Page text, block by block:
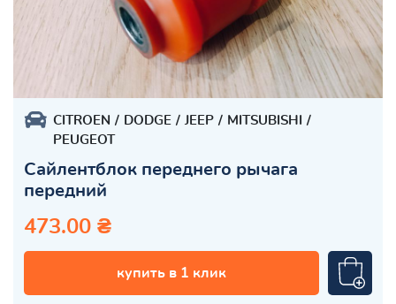
CITROEN DODGE JEEP
MITSUBISHI
PEUGEOT
Сайлентблок переднего рычага
передний
473.00 ₴
купить в 1 клик